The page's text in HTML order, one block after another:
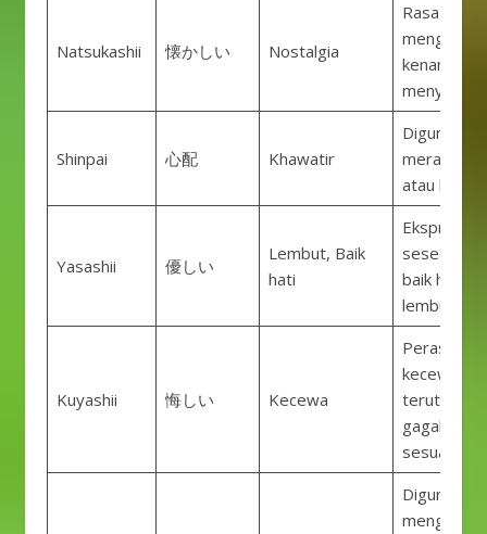
Natsukashii 懐かしい Nostalgia
Rasa rindu
mengingat
kenangan
Shinpai 心配 Khawatir
Digunakan
merasa
atau
Yasashii 優しい
Lembut, Baik
hati
Ekspresi
seseorang
baik hati
lembut.
Kuyashii 悔しい Kecewa
Perasaan
kecewa,
terutama
gagal
sesuatu.
Digunakan